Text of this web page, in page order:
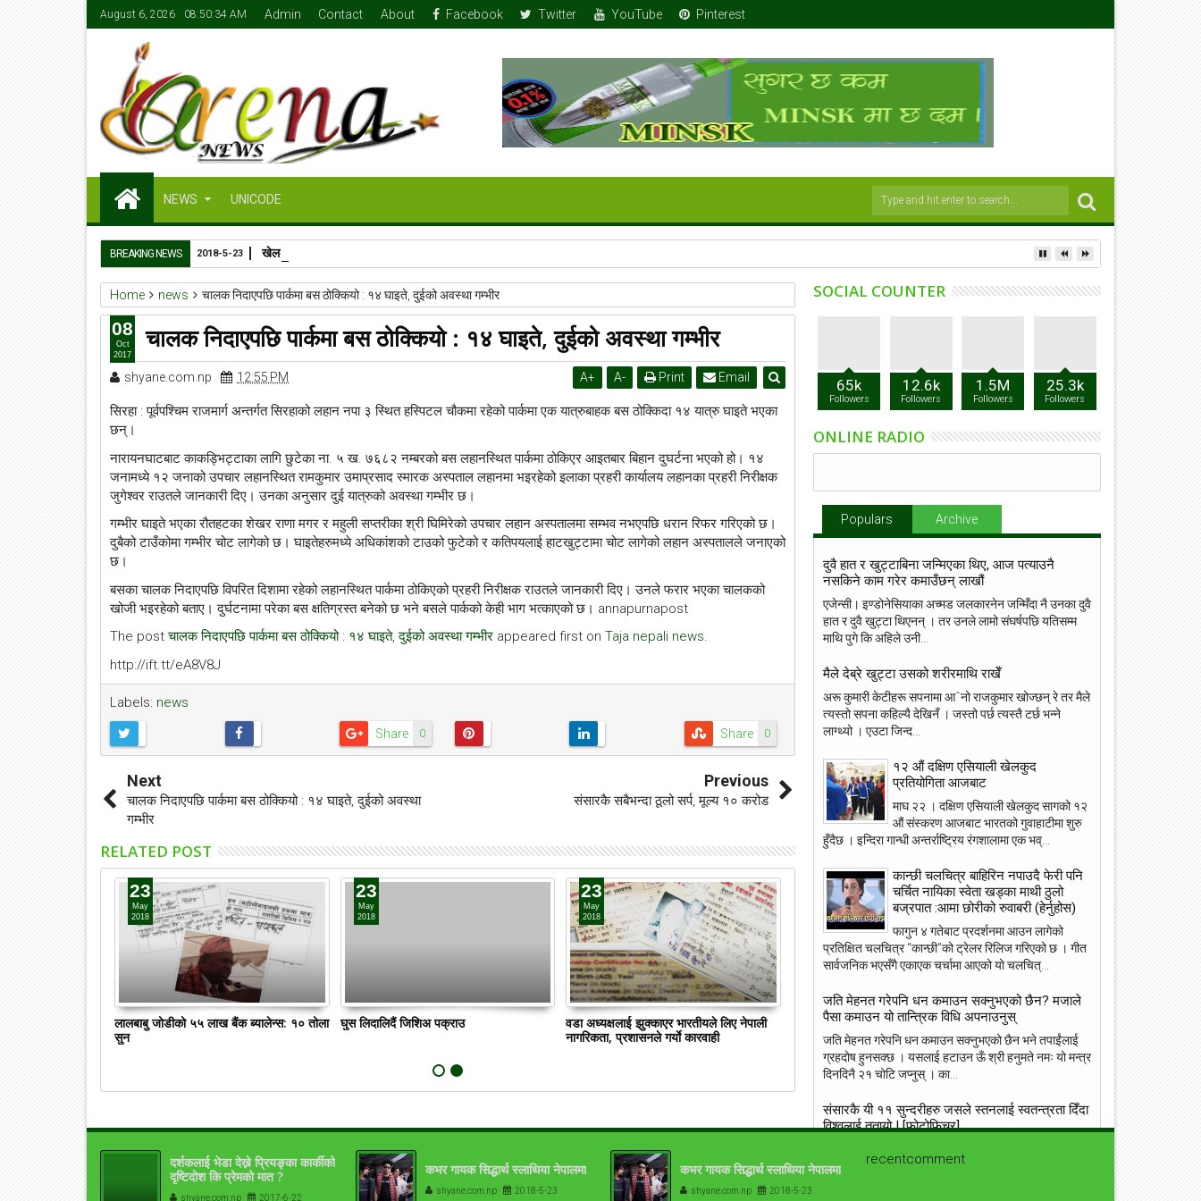
August 6, 2026 08:50:34 AM Admin Contact About Facebook Twitter YouTube Pinterest
NEWS UNICODE
BREAKING NEWS खेलकुदमन्त्री जेबी सुनारको ५० तोला सुन
2018-5-23
Home news चालक निदाएपछि पार्कमा बस ठोक्कियो : १४ घाइते, दुईको अवस्था गम्भीर
चालक निदाएपछि पार्कमा बस ठोक्कियो : १४ घाइते, दुईको अवस्था गम्भीर
shyane.com.np 12:55 PM A+ A- Print Email
सिरहा : पूर्वपश्चिम राजमार्ग अन्तर्गत सिरहाको लहान नपा ३ स्थित हस्पिटल चौकमा रहेको पार्कमा एक यात्रुबाहक बस ठोक्किदा १४ यात्रु घाइते भएका
छन्।
नारायनघाटबाट काकड्भिट्टाका लागि छुटेका ना. ५ ख. ७६८२ नम्बरको बस लहानस्थित पार्कमा ठोकिएर आइतबार बिहान दुघर्टना भएको हो। १४
जनामध्ये १२ जनाको उपचार लहानस्थित रामकुमार उमाप्रसाद स्मारक अस्पताल लहानमा भइरहेको इलाका प्रहरी कार्यालय लहानका प्रहरी निरीक्षक
जुगेश्वर राउतले जानकारी दिए। उनका अनुसार दुई यात्रुको अवस्था गम्भीर छ।
गम्भीर घाइते भएका रौतहटका शेखर राणा मगर र महुली सप्तरीका श्री घिमिरेको उपचार लहान अस्पतालमा सम्भव नभएपछि धरान रिफर गरिएको छ।
दुबैको टाउँकोमा गम्भीर चोट लागेको छ। घाइतेहरुमध्ये अधिकांशको टाउको फुटेको र कतिपयलाई हाटखुट्टामा चोट लागेको लहान अस्पतालले जनाएको
छ।
बसका चालक निदाएपछि विपरित दिशामा रहेको लहानस्थित पार्कमा ठोकिएको प्रहरी निरीक्षक राउतले जानकारी दिए। उनले फरार भएका चालकको
खोजी भइरहेको बताए। दुर्घटनामा परेका बस क्षतिग्रस्त बनेको छ भने बसले पार्कको केही भाग भत्काएको छ। annapurnapost
The postचालक निदाएपछि पार्कमा बस ठोक्कियो : १४ घाइते, दुईको अवस्था गम्भीर appeared first on Taja nepali news.
http://ift.tt/eA8V8J
Labels: news
0
Share 0
Share
08
Oct
2017
Next
चालक निदाएपछि पार्कमा बस ठोक्कियो : १४ घाइते, दुईको अवस्था
गम्भीर
Previous
संसारकै सबैभन्दा ठूलो सर्प, मूल्य १० करोड
RELATED POST
23
May
2018
लालबाबु जोडीको ५५ लाख बैंक ब्यालेन्स: १० तोला
सुन
23
May
2018
घुस लिदालिदैं जिशिअ पक्राउ
23
May
2018
वडा अध्यक्षलाई झुक्काएर भारतीयले लिए नेपाली
नागरिकता, प्रशासनले गर्याे कारवाही
23
कांग्रेस उपसभापति निधि अमेरिकामा
22
May
2018
आइपीएल : हैदरावादलाई हराउँदै चेन्नाई
पटक फाइनलमा, फाप डु प्लेसिसको
ब्याटिङ
SOCIAL COUNTER
65k
Followers
12.6k
Followers
1.5M
Followers
25.3k
Followers
ONLINE RADIO
Populars Archive
दुवै हात र खुट्टाबिना जन्मिएका थिए, आज पत्याउनै
नसकिने काम गरेर कमाउँछन् लाखौं
एजेन्सी। इण्डोनेसियाका अच्मड जलकारनेन जन्मिँदा नै उनका दुवै
हात र दुवै खुट्टा थिएनन् । तर उनले लामो संघर्षपछि यतिसम्म
माथि पुगे कि अहिले उनी...
मैले देब्रे खुट्टा उसको शरीरमाथि राखेँ
अरू कुमारी केटीहरू सपनामा आˆनो राजकुमार खोज्छन् रे तर मैले
त्यस्तो सपना कहिल्यै देखिनँ । जस्तो पर्छ त्यस्तै टर्छ भन्ने
लाग्थ्यो । एउटा जिन्द...
१२ औं दक्षिण एसियाली खेलकुद
प्रतियोगिता आजबाट
माघ २२ । दक्षिण एसियाली खेलकुद सागको १२
औं संस्करण आजबाट भारतको गुवाहाटीमा शुरु
हुँदैछ । इन्दिरा गान्धी अन्तर्राष्ट्रिय रंगशालामा एक भव्...
कान्छी चलचित्र बाहिरिन नपाउदै फेरी पनि
चर्चित नायिका स्वेता खड्का माथी ठुलो
बज्रपात :आमा छोरीको रुवाबरी (हेर्नुहोस)
फागुन ४ गतेबाट प्रदर्शनमा आउन लागेको
प्रतिक्षित चलचित्र “कान्छी”को ट्रेलर रिलिज गरिएको छ । गीत
सार्वजनिक भएसँगै एकाएक चर्चामा आएको यो चलचित्...
जति मेहनत गरेपनि धन कमाउन सक्नुभएको छैन? मजाले
पैसा कमाउन यो तान्त्रिक विधि अपनाउनुस्
जति मेहनत गरेपनि धन कमाउन सक्नुभएको छैन भने तपाईंलाई
ग्रहदोष हुनसक्छ । यसलाई हटाउन ऊँ श्री हनुमते नमः यो मन्त्र
दिनदिनै २१ चोटि जप्नुस् । का...
संसारकै यी ११ सुन्दरीहरु जसले स्तनलाई स्वतन्त्रता दिँदा
विश्वलाई ततायो ! [फोटोफिचर]
सामान्य हो । जब जब उनीहरु रातो कालो, अगाडी पछाडी छल्नै
दर्शकलाई भेडा देख्ने प्रियङ्का कार्कीको
दृष्टिदोश कि प्रेमको मात ?
shyane.com.np 2017-6-22
कभर गायक सिद्धार्थ स्लाथिया नेपालमा
shyane.com.np 2018-5-23
कभर गायक सिद्धार्थ स्लाथिया नेपालमा
shyane.com.np 2018-5-23
recentcomment